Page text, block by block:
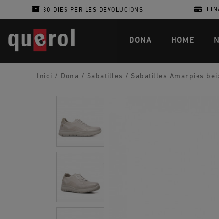
30 DIES PER LES DEVOLUCIONS
DONA HOME
Inici / Dona / Sabatilles / Sabatilles Amarpies